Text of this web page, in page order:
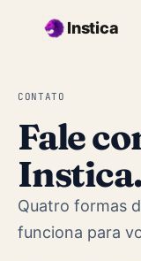
Instica
CONTATO
Fale
Instica.
Quatro formas
funciona para